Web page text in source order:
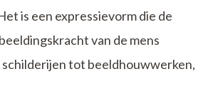
is een expressievorm die de
van de mens
tot beeldhouwwerken,